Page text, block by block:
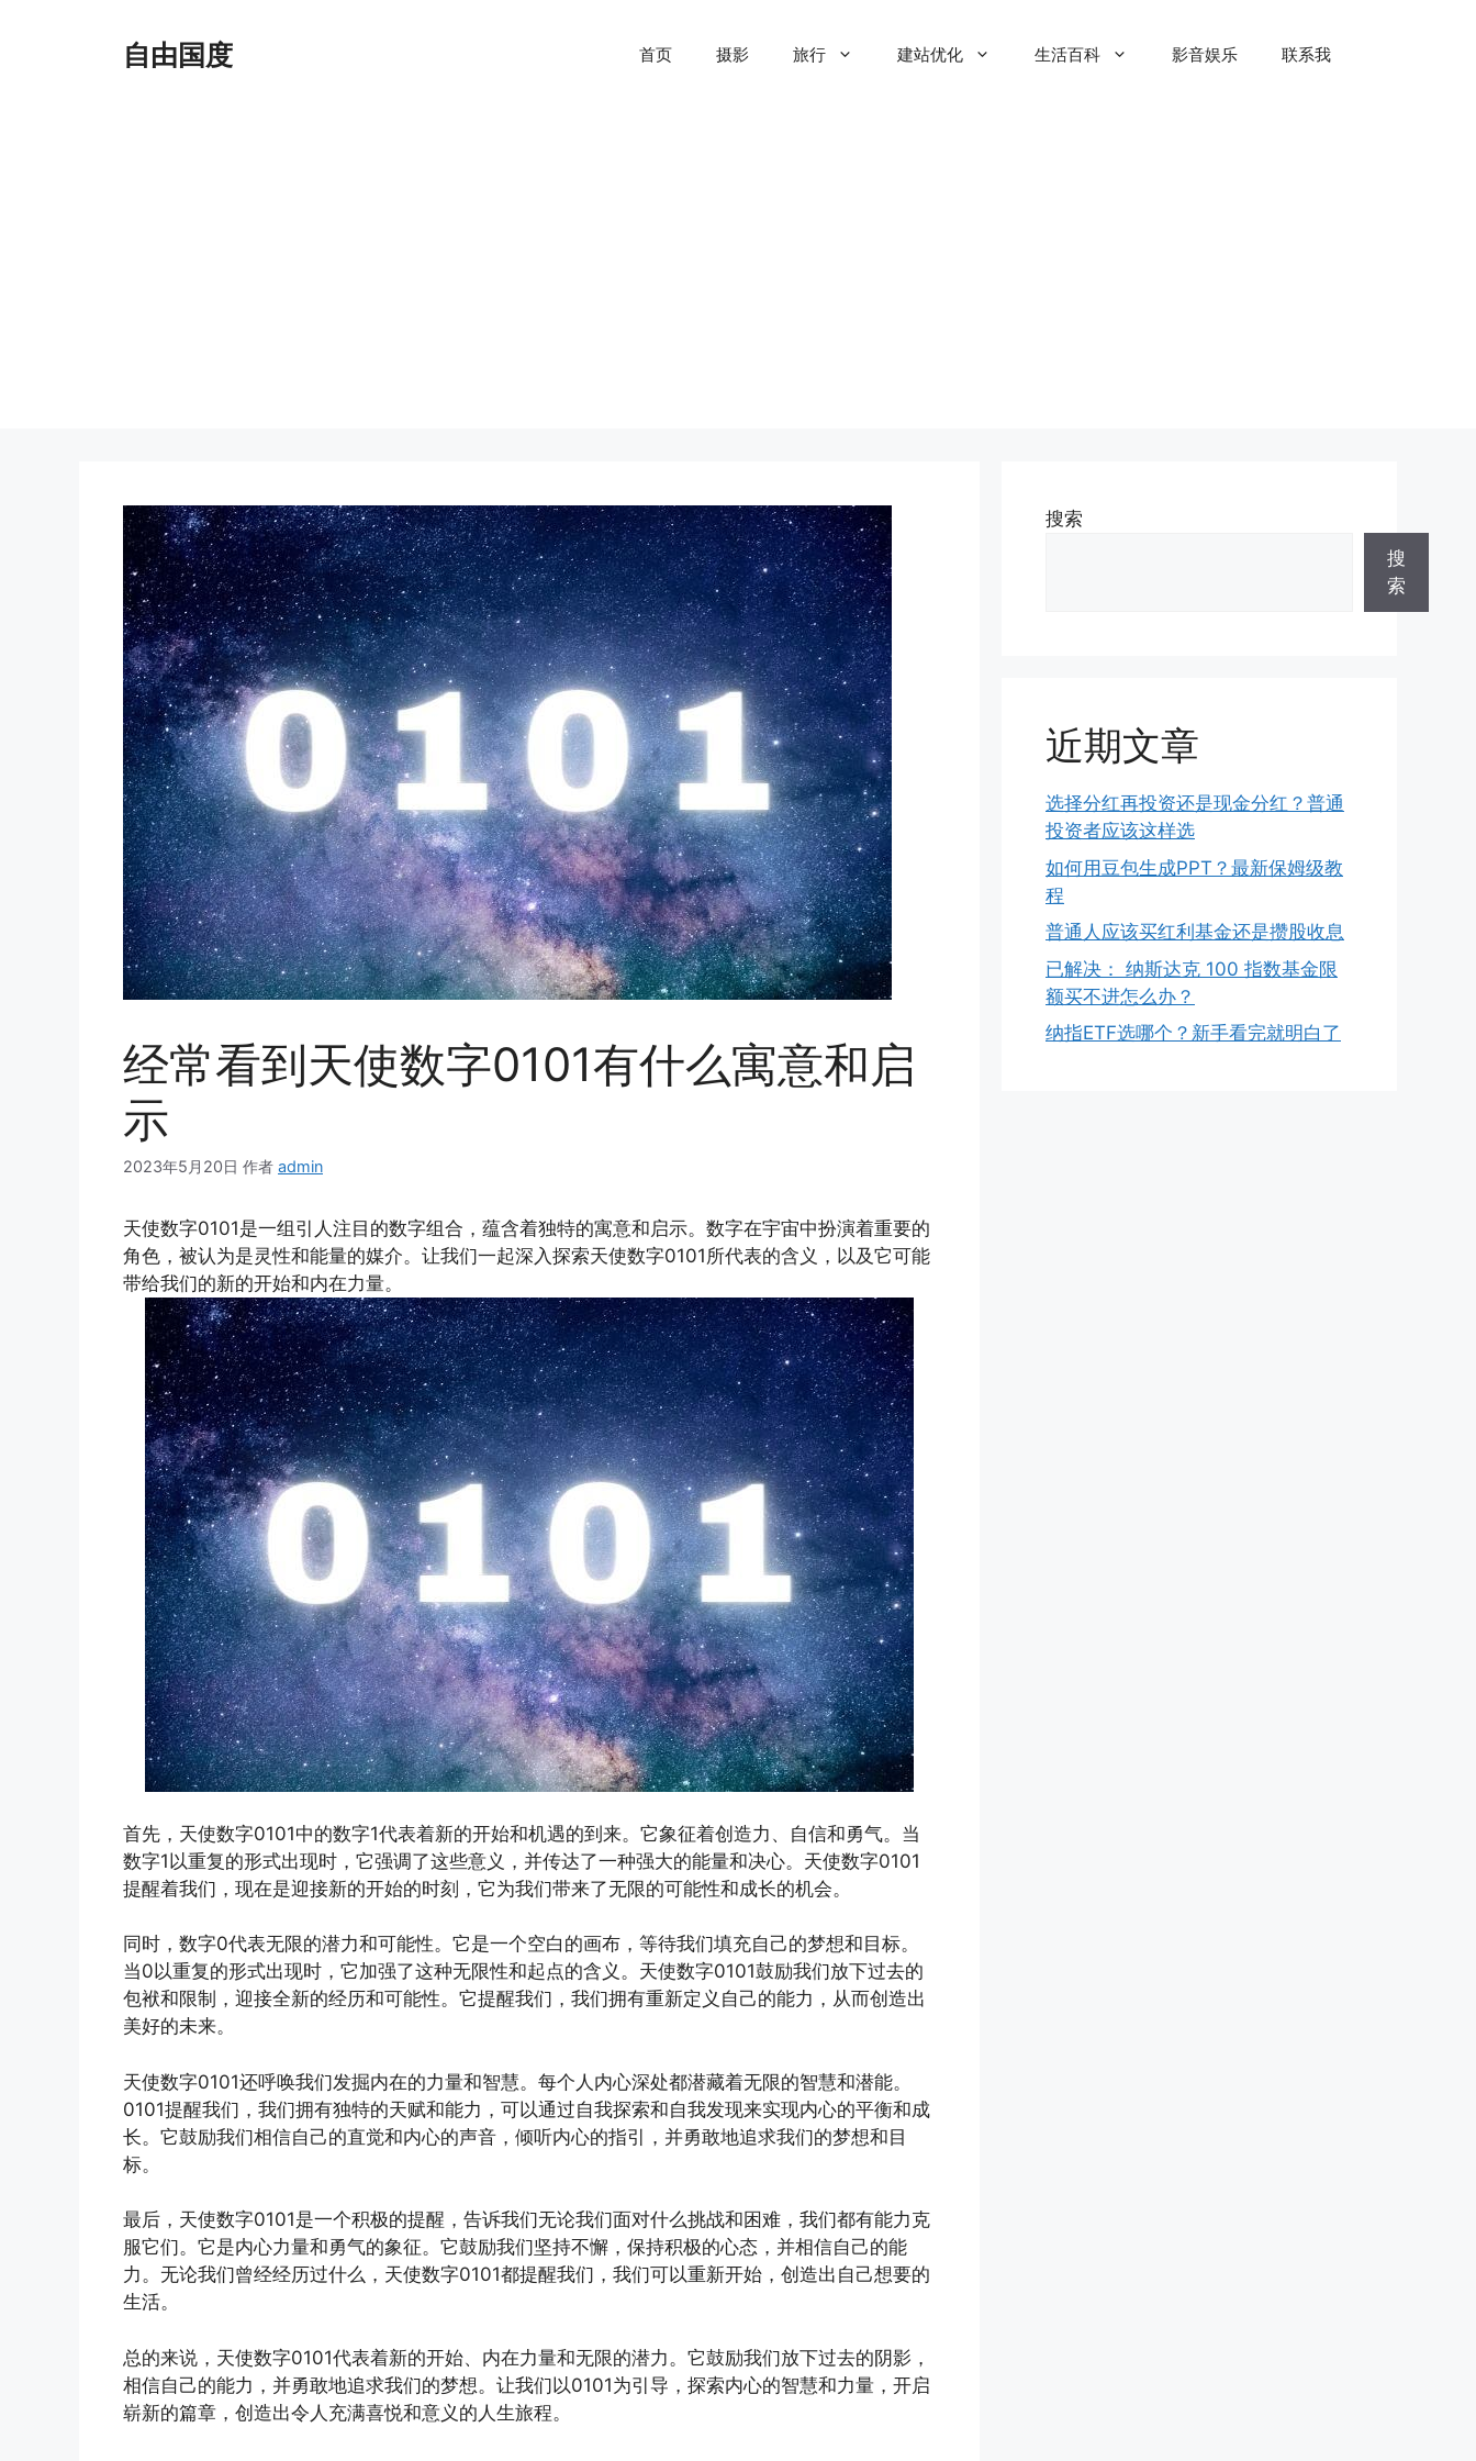
自由国度 首页 摄影 旅行 建站优化 生活百科 影音娱乐 联系我
经常看到天使数字0101有什么寓意和启
示
2023年5月20日 作者 admin
天使数字0101是一组引人注目的数字组合，蕴含着独特的寓意和启示。数字在宇宙中扮演着重要的
角色，被认为是灵性和能量的媒介。让我们一起深入探索天使数字0101所代表的含义，以及它可能
带给我们的新的开始和内在力量。
首先，天使数字0101中的数字1代表着新的开始和机遇的到来。它象征着创造力、自信和勇气。当
数字1以重复的形式出现时，它强调了这些意义，并传达了一种强大的能量和决心。天使数字0101
提醒着我们，现在是迎接新的开始的时刻，它为我们带来了无限的可能性和成长的机会。
同时，数字0代表无限的潜力和可能性。它是一个空白的画布，等待我们填充自己的梦想和目标。
当0以重复的形式出现时，它加强了这种无限性和起点的含义。天使数字0101鼓励我们放下过去的
包袱和限制，迎接全新的经历和可能性。它提醒我们，我们拥有重新定义自己的能力，从而创造出
美好的未来。
天使数字0101还呼唤我们发掘内在的力量和智慧。每个人内心深处都潜藏着无限的智慧和潜能。
0101提醒我们，我们拥有独特的天赋和能力，可以通过自我探索和自我发现来实现内心的平衡和成
长。它鼓励我们相信自己的直觉和内心的声音，倾听内心的指引，并勇敢地追求我们的梦想和目
标。
最后，天使数字0101是一个积极的提醒，告诉我们无论我们面对什么挑战和困难，我们都有能力克
服它们。它是内心力量和勇气的象征。它鼓励我们坚持不懈，保持积极的心态，并相信自己的能
力。无论我们曾经经历过什么，天使数字0101都提醒我们，我们可以重新开始，创造出自己想要的
生活。
总的来说，天使数字0101代表着新的开始、内在力量和无限的潜力。它鼓励我们放下过去的阴影，
相信自己的能力，并勇敢地追求我们的梦想。让我们以0101为引导，探索内心的智慧和力量，开启
崭新的篇章，创造出令人充满喜悦和意义的人生旅程。
搜索
搜
索
近期文章
选择分红再投资还是现金分红？普通
投资者应该这样选
如何用豆包生成PPT？最新保姆级教
程
普通人应该买红利基金还是攒股收息
已解决： 纳斯达克 100 指数基金限
额买不进怎么办？
纳指ETF选哪个？新手看完就明白了